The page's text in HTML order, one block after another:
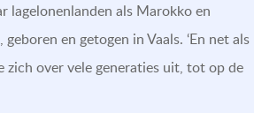
lagelonenlanden als Marokko en
en getogen in Vaals. ‘En net als
over vele generaties uit, tot op de